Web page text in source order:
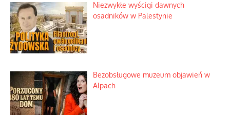
Niezwykłe wyścigi dawnych
osadników w Palestynie
Bezobsługowe muzeum objawień w
Alpach